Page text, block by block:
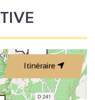
Itinéraire